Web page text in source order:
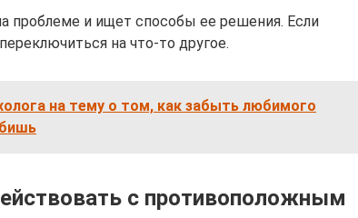
проблеме и ищет способы ее решения. Если
на что-то другое.
на тему о том, как забыть любимого
с противоположным